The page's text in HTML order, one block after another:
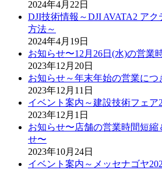
2024年4月22日
DJI技術情報～DJI AVATA2 ア
方法～
2024年4月19日
お知らせ〜12月26日(水)の営業
2023年12月20日
お知らせ～年末年始の営業につ
2023年12月11日
イベント案内～建設技術フェ
2023年12月1日
お知らせ〜店舗の営業時間短縮
せ〜
2023年10月24日
イベント案内～メッセナゴヤ